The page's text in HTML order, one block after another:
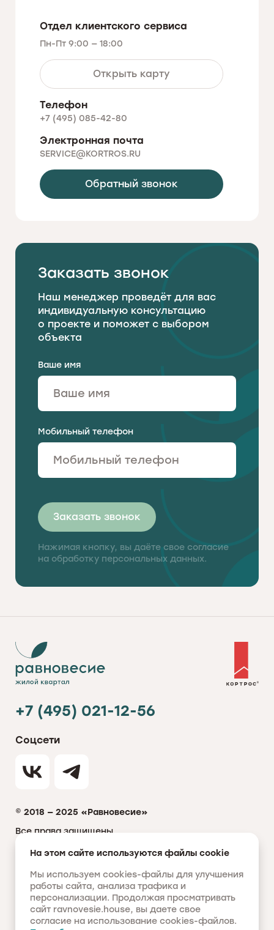
Отдел клиентского сервиса
Пн-Пт 9:00 — 18:00
Открыть карту
Телефон
+7 (495) 085-42-80
Электронная почта
SERVICE@KORTROS.RU
Обратный звонок
Заказать звонок
Наш менеджер проведёт для вас
индивидуальную консультацию
о проекте и поможет с выбором
объекта
Ваше имя
Мобильный телефон
Заказать звонок
Нажимая кнопку, вы даёте свое согласие
на обработку персональных данных.
+7 (495) 021-12-56
Соцсети
© 2018 — 2025 «Равновесие»
Все права защищены
Политика обработки персональных данных
ИНФОРМАЦИЯ О ЦЕНАХ, ПЛАНИРОВКАХ, А ТАКЖЕ СПЕЦИАЛЬНЫХ
ПРЕДЛОЖЕНИЯХ, РАЗМЕЩЁННЫХ НА ДАННОМ САЙТЕ, НОСИТ
ИСКЛЮЧИТЕЛЬНО ОЗНАКОМИТЕЛЬНЫЙ ХАРАКТЕР, НЕ ЯВЛЯЕТСЯ
ПУБЛИЧНОЙ ОФЕРТОЙ, ОПРЕДЕЛЯЕМОЙ ПОЛОЖЕНИЯМИ СТАТЬИ 437
ГРАЖДАНСКОГО КОДЕКСА РОССИЙСКОЙ ФЕДЕРАЦИИ. ПРЕДСТАВЛЕННЫЕ
НА САЙТЕ ИЗОБРАЖЕНИЯ ОБЪЕКТОВ ДОЛЕВОГО СТРОИТЕЛЬСТВА НОСЯТ
ПРЕДВАРИТЕЛЬНЫЙ ОЗНАКОМИТЕЛЬНЫЙ ХАРАКТЕР И МОГУТ ОТЛИЧАТЬСЯ
ОТ ФАКТИЧЕСКИХ ПРОЕКТНЫХ РЕШЕНИЙ, РЕАЛИЗУЕМЫХ ЗАСТРОЙЩИКОМ.
На этом сайте используются файлы cookie
Мы используем cookies-файлы для улучшения
работы сайта, анализа трафика и
персонализации. Продолжая просматривать
сайт ravnovesie.house, вы даете свое
согласие на использование cookies-файлов.